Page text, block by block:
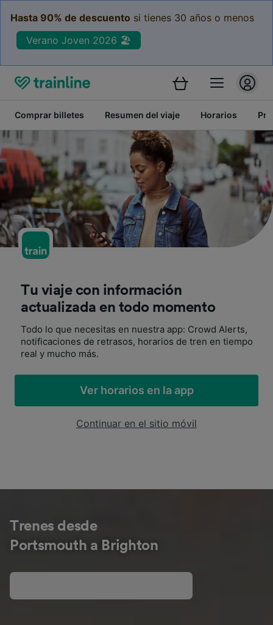
Hasta 90% de descuento si tienes 30 años o menos
Verano Joven 2026 🏖️
Comprar billetes Resumen del viaje Horarios
Tu viaje con información
actualizada en todo momento
Todo lo que necesitas en nuestra app: Crowd Alerts,
notificaciones de retrasos, horarios de tren en tiempo
real y mucho más.
Ver horarios en la app
Continuar en el sitio móvil
Trenes desde
Portsmouth a Brighton